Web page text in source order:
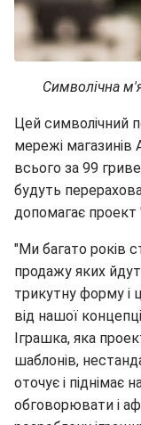
Символічна
Цей символічний
мережі магазинів
всього за 99
будуть
допомагає
"Ми багато років
продажу яких
трикутну форму і
від нашої
Іграшка, яка
шаблонів,
оточує і піднімає
обговорювати і